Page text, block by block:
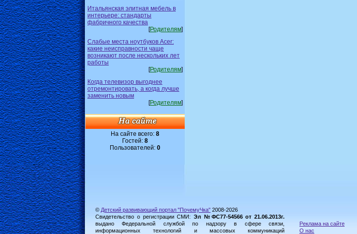
Итальянская элитная мебель в
интерьере: стандарты
фабричного качества
[Родителям]
Слабые места ноутбуков Acer:
какие неисправности чаще
возникают после нескольких лет
работы
[Родителям]
Когда телевизор выгоднее
отремонтировать, а когда лучше
заменить новым
[Родителям]
На сайте всего: 8
Гостей: 8
Пользователей: 0
© Детский развивающий портал "ПочемуЧка" 2008-2026
Свидетельство о регистрации СМИ: Эл №ФС77-54566 от 21.06.2013г.
выдано Федеральной службой по надзору в сфере связи,
информационных технологий и массовых коммуникаций
Реклама на сайте
О нас